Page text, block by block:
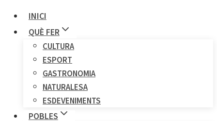
INICI
QUÈ FER
CULTURA
ESPORT
GASTRONOMIA
NATURALESA
ESDEVENIMENTS
POBLES